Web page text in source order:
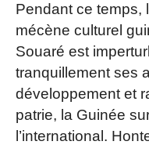
Pendant ce temps,
mécène culturel
Souaré est
tranquillement ses
développement et
patrie, la Guinée
l’international.